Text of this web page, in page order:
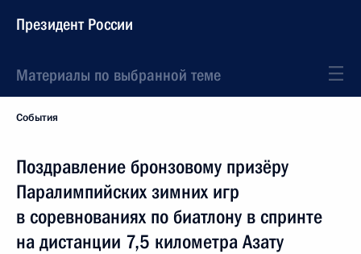
Президент России
Материалы по выбранной теме
События
Поздравление бронзовому призёру
Паралимпийских зимних игр
в соревнованиях по биатлону в спринте
на дистанции 7,5 километра Азату